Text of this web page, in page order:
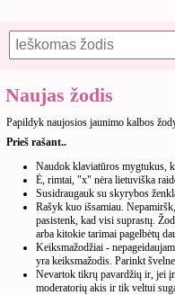
Naujas žodis
Papildyk naujosios jaunimo kalbos
Prieš rašant..
Naudok klaviatūros mygtukus,
Ė, rimtai, "x" nėra lietuviška
Susidraugauk su skyrybos
Rašyk kuo išsamiau.
pasistenk, kad visi suprastų.
arba kitokie tarimai pagelbėtų
Keiksmažodžiai -
yra keiksmažodis. Parinkt
Nevartok tikrų pavardžių ir, jei
moderatorių akis ir tik veltui